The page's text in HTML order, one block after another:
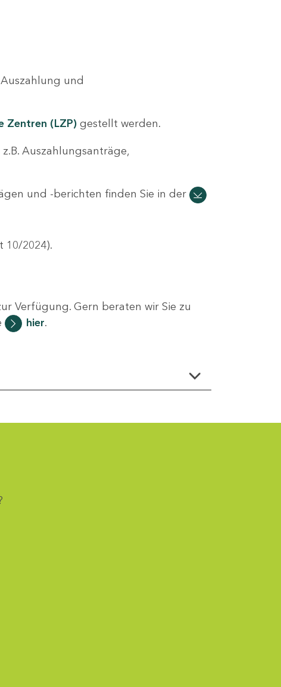
und
Zentren (LZP)gestellt werden.
Auszahlungsanträge,
und -berichten finden Sie in der
10/2024).
Verfügung. Gern beraten wir Sie zu
hier.